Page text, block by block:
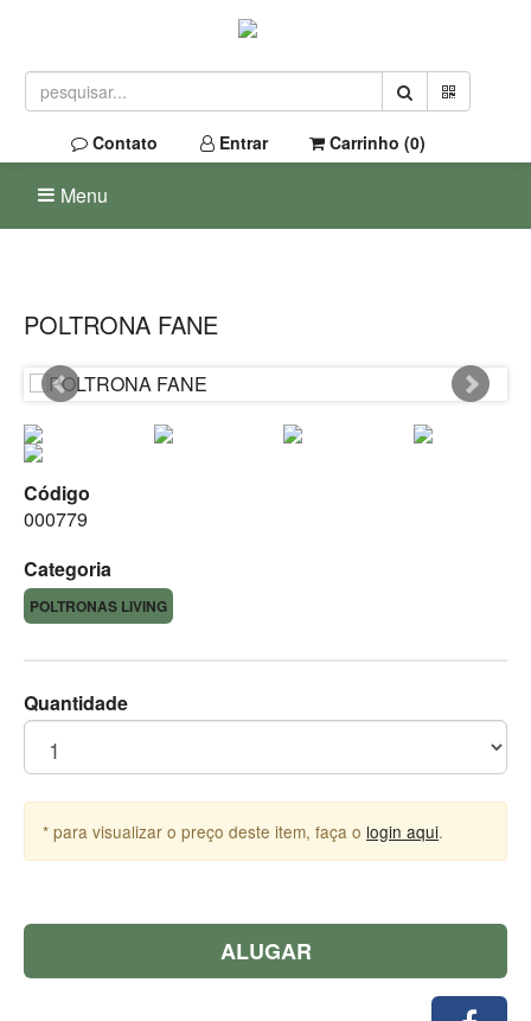
Contato Entrar Carrinho (0)
Menu
POLTRONA FANE
Código
000779
Categoria
POLTRONAS LIVING
Quantidade
* para visualizar o preço deste item, faça o login aqui.
ALUGAR